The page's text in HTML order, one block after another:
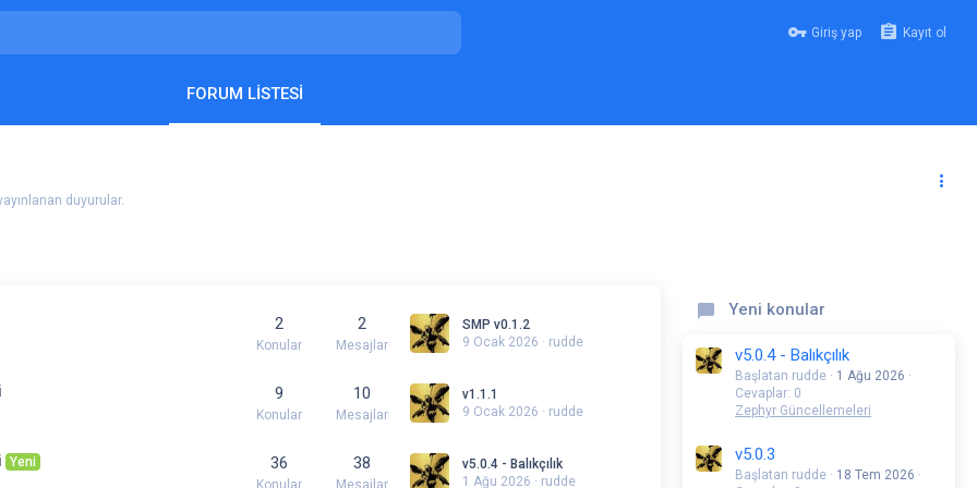
Giriş yap Kayıt ol
FORUM LISTESI
duyurular.
2
Konular
2
Mesajlar
SMP v0.1.2
9 Ocak 2026
rudde
9
Konular
10
Mesajlar
v1.1.1
9 Ocak 2026
rudde
Yeni 36
Konular
38
Mesajlar
v5.0.4 - Balıkçılık
1 Ağu 2026
rudde
Yeni konular
v5.0.4 - Balıkçılık
Başlatan rudde
1 Ağu 2026
Cevaplar: 0
Zephyr Güncellemeleri
v5.0.3
Başlatan rudde
18 Tem 2026